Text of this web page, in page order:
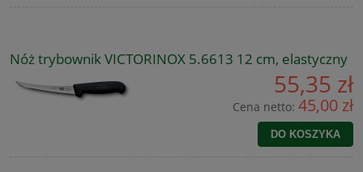
Nóż trybownik VICTORINOX 5.6613 12 cm, elastyczny
55,35 zł
Cena netto: 45,00 zł
DO KOSZYKA